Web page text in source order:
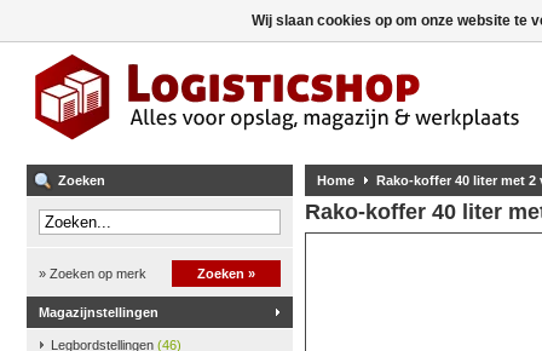
Zoeken
» Zoeken op merk Zoeken »
Magazijnstellingen
Legbordstellingen (46)
Home Rako-koffer 40 liter met 2
Rako-koffer 40 liter
Wij slaan cookies op om onze website te